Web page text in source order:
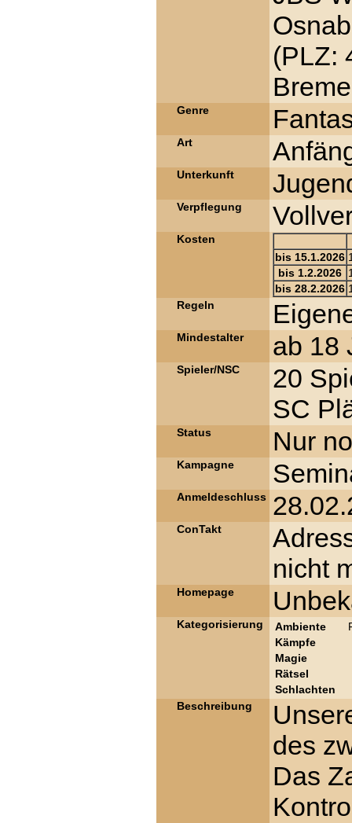
(PLZ:
Genre
Art
Unterkunft
Verpflegung
Kosten
bis 15.1.2026
bis 1.2.2026
bis 28.2.2026
Regeln
Mindestalter ab 18
Spieler/NSC
20
SC
Status Nur
Kampagne
Anmeldeschluss
ConTakt
nicht
Homepage
Kategorisierung Ambiente
Kämpfe
Magie
Rätsel
Schlachten
Beschreibung
des
Das